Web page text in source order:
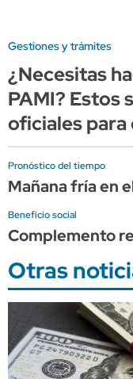
Gestiones y trámites
¿Necesitas
PAMI? Estos
oficiales
Pronóstico del tiempo
Mañana fría en
Beneficio social
Complemento
Otras